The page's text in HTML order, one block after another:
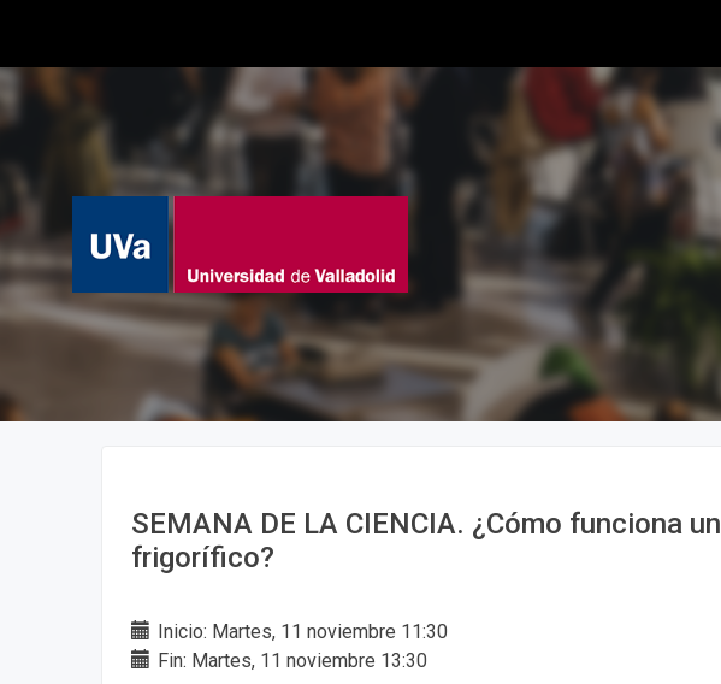
SEMANA DE LA CIENCIA. ¿Cómo funciona un
frigorífico?
Inicio: Martes, 11 noviembre 11:30
Fin: Martes, 11 noviembre 13:30